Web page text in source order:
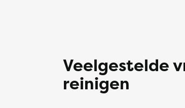
Veelgestelde
reinigen